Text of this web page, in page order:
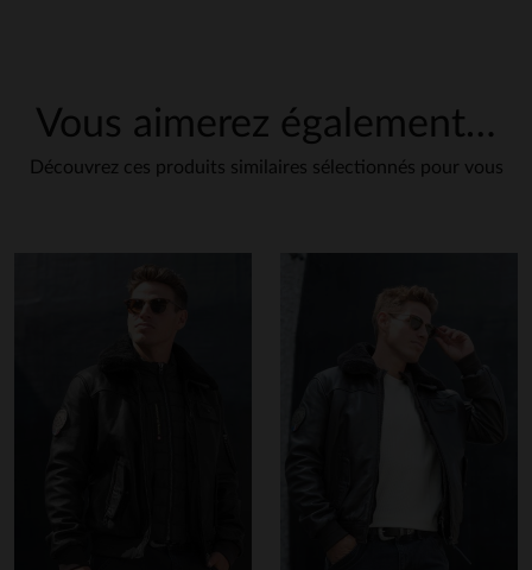
notre rubrique
Vous aimerez également…
Découvrez ces produits similaires sélectionnés pour vous